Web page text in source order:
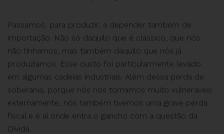
Passamos, para produzir, a depender também de
importação. Não só daquilo que é clássico, que nós
não tínhamos, mas também daquilo que nós já
produzíamos. Esse custo foi particularmente levado
em algumas cadeias industriais. Além dessa perda de
soberania, porque nós nos tornamos muito vulneráveis
externamente, nós também tivemos uma grave perda
fiscal e é aí onde entra o gancho com a questão da
Dívida.